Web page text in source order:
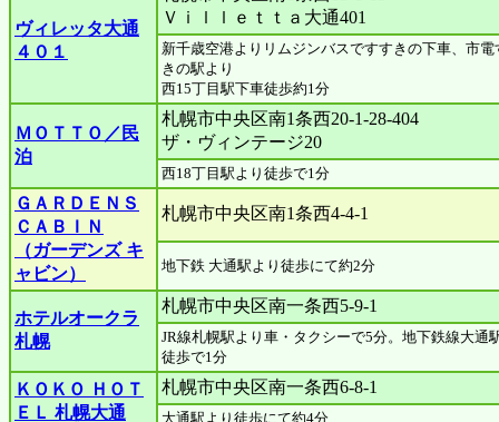
ヴィレッタ大通
４０１
Ｖｉｌｌｅｔｔａ大通401
新千歳空港よりリムジンバスですすきの下車、市電
きの駅より
西15丁目駅下車徒歩約1分
ＭＯＴＴＯ／民
泊
札幌市中央区南1条西20-1-28-404
ザ・ヴィンテージ20
西18丁目駅より徒歩で1分
ＧＡＲＤＥＮＳ
ＣＡＢＩＮ
（ガーデンズ キ
ャビン）
札幌市中央区南1条西4-4-1
地下鉄 大通駅より徒歩にて約2分
ホテルオークラ
札幌
札幌市中央区南一条西5-9-1
JR線札幌駅より車・タクシーで5分。地下鉄線大通
徒歩で1分
ＫＯＫＯ ＨＯＴ
ＥＬ 札幌大通
札幌市中央区南一条西6-8-1
大通駅より徒歩にて約4分